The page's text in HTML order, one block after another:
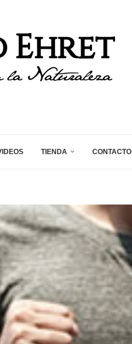
TIENDA CONTACTO